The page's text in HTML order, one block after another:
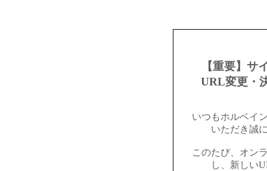
【重要】サ
URL変更・
いつもホルベイ
いただき誠
このたび、オン
し、新しい